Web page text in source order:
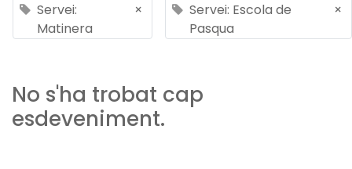
Servei:
Matinera
×
Servei: Escola de
Pasqua
×
No s'ha trobat cap
esdeveniment.